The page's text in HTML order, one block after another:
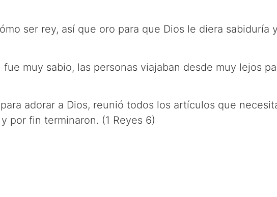
ser rey, así que oro para que Dios le diera sabiduría
muy sabio, las personas viajaban desde muy lejos
adorar a Dios, reunió todos los artículos que
por fin terminaron. (1 Reyes 6)